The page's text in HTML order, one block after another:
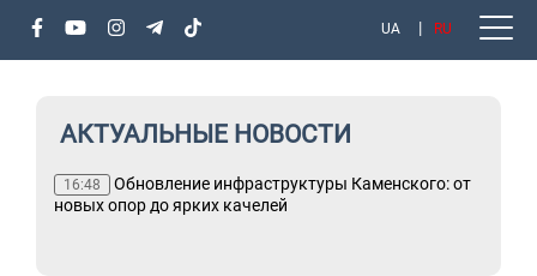
UA RU
АКТУАЛЬНЫЕ НОВОСТИ
16:48
Обновление инфраструктуры Каменского: от
новых опор до ярких качелей